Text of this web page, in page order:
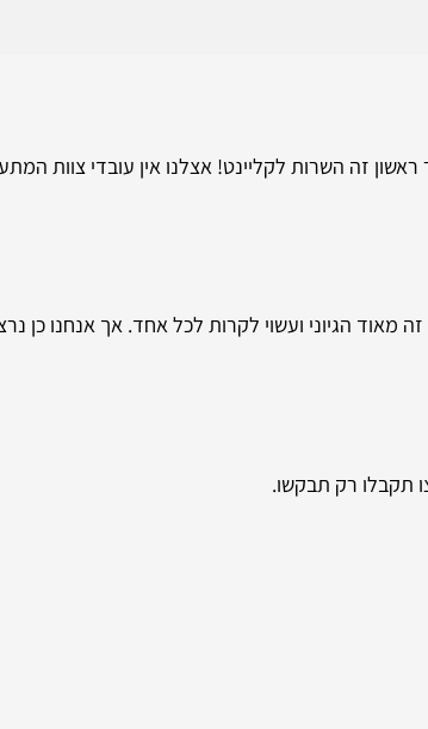
זה השרות לקליינט! אצלנו אין עובדי צוות
הגיוני ועשוי לקרות לכל אחד. אך אנחנו כן
תקבלו רק תבקשו.